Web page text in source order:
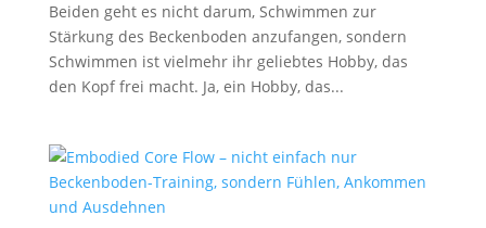
Beiden geht es nicht darum, Schwimmen zur
Stärkung des Beckenboden anzufangen, sondern
Schwimmen ist vielmehr ihr geliebtes Hobby, das
den Kopf frei macht. Ja, ein Hobby, das...